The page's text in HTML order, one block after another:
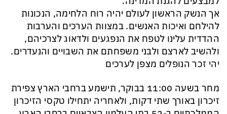
אך הנשק הראשון לעולם יהיה רוח הלחימה, הנכונות
להילחם ואיכות האנשים. במצוות הערכים והערבות
ההדדית עלינו לטפח את הנפגעים ולדאוג לצרכיהם,
ולהשיב לארצם ולבני משפחתם את השבויים והנעדרים.
יהי זכר הנופלים מצפן לערכים
מחר בשעה 11:00 בבוקר, תישמע ברחבי הארץ צפירת
זיכרון באורך שתי דקות, ולאחריה יתחילו טקסי הזיכרון